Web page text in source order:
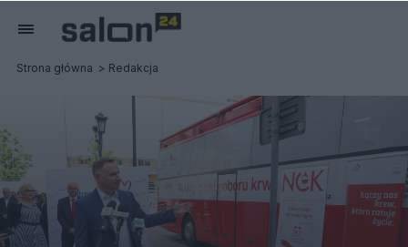
Strona główna Redakcja